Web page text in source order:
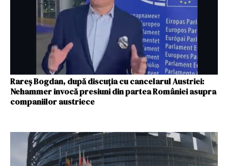
Rareș Bogdan, după discuția cu cancelarul Austriei:
Nehammer invocă presiuni din partea României asupra
companiilor austriece